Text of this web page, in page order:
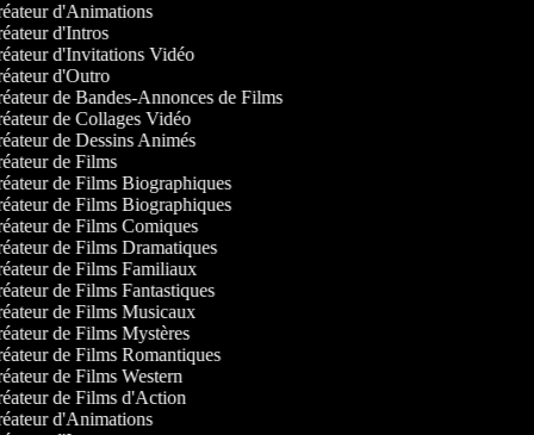
d'Animations
d'Intros
d'Invitations Vidéo
d'Outro
de Bandes-Annonces de Films
de Collages Vidéo
de Dessins Animés
de Films
de Films Biographiques
de Films Biographiques
de Films Comiques
de Films Dramatiques
de Films Familiaux
de Films Fantastiques
de Films Musicaux
de Films Mystères
de Films Romantiques
de Films Western
de Films d'Action
d'Animations